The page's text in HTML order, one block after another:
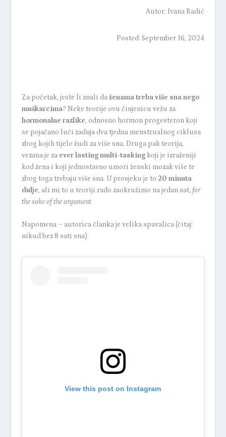
Autor: Ivana Radić
Posted: September 16, 2024
Za početak, jeste li znali daženama treba više sna nego
muškarcima? Neke teorije ovu činjenicu vežu za
hormonalne razlike, odnosno hormon progesteron koji
se pojačano luči zadnja dva tjedna menstrualnog ciklusa
zbog kojih tijelo žudi za više sna. Druga pak teorija,
vezana je za ever lasting multi-taskingkoji je izraženiji
kod žena i koji jednostavno umori ženski mozak više te
zbog toga trebaju više sna. U prosjeku je to 20 minuta
dulje, ali mi to u teoriji rado zaokružimo na jedan sat, for
the sake of the argument.
Napomena – autorica članka je velika spavalica (čitaj:
nikud bez 8 sati sna).
View this post on Instagram